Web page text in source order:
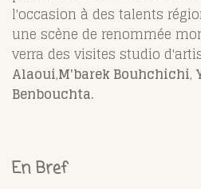
l'occasion à des talents
une scène de renommée
verra des visites studio
Alaoui,M'barek Bouhchichi,
Benbouchta.
En Bref